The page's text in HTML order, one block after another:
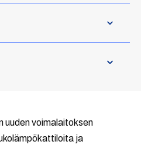
uuden voimalaitoksen
ja